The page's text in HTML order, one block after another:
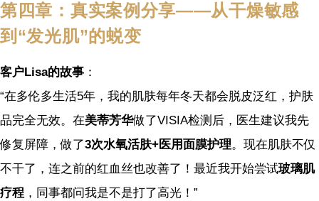
第四章：真实案例分享——从干燥敏感
到“发光肌”的蜕变
客户Lisa的故事 ：
“在多伦多生活5年，我的肌肤每年冬天都会脱皮泛红，护肤
品完全无效。在美蒂芳华做了VISIA检测后，医生建议我先
修复屏障，做了3次水氧活肤+医用面膜护理。现在肌肤不仅
不干了，连之前的红血丝也改善了！最近我开始尝试玻璃肌
疗程 ，同事都问我是不是打了高光！”